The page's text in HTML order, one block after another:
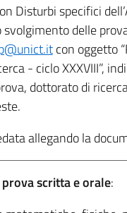
Disturbi specifici
delle
con oggetto
- ciclo XXXVIII”,
dottorato di
allegando la
scritta e orale: